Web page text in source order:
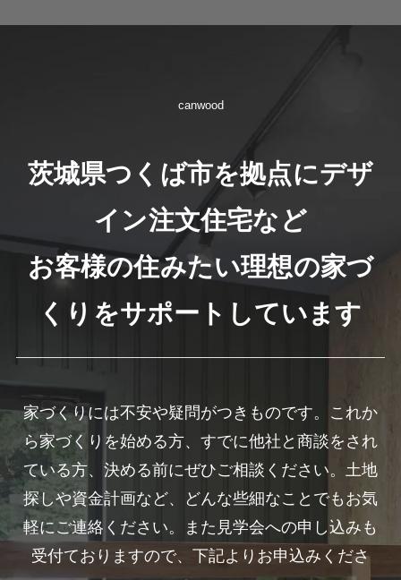
canwood
茨城県つくば市を拠点にデザ
イン注文住宅など
お客様の住みたい理想の家づ
くりをサポートしています
家づくりには不安や疑問がつきものです。これか
ら家づくりを始める方、すでに他社と商談をされ
ている方、決める前にぜひご相談ください。土地
探しや資金計画など、どんな些細なことでもお気
軽にご連絡ください。また見学会への申し込みも
受付ておりますので、下記よりお申込みくださ